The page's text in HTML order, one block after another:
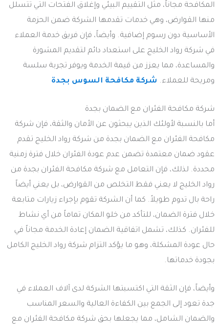
المكافحة مجاناً، مثل التقييم البيئي وإغلاق الفتحات التي تتسلل
منها القوارض، وهي خدمات تقدمها الشركة ضمن الحزمة
الأساسية دون رسوم إضافية. وأيضاً، فإن فريق خدمة العملاء
في شركة رواد الخليج على استعداد دائم لتقديم المشورة
والمساعدة، مما يعزز من قيمة الخدمة ويوفر تجربة سلسة
ومريحة للعملاء. شركة مكافحة السوس بجدة
شركة مكافحة الفئران مع الضمان بجدة
أما بالنسبة لأولئك الذين يبحثون عن الأمان والثقة، فإن شركة
مكافحة الفئران مع الضمان بجدة من شركة رواد الخليج تقدم
عقود ضمان معتمدة تضمن عدم عودة الفئران خلال فترة زمنية
محددة. لذلك، فإن التعامل مع شركة مكافحة الفئران بجدة من
رواد الخليج لا يعني فقط التخلص من القوارض، بل يعني أيضاً
راحة بال تدوم طويلاً. كما أن الشركة تقوم بإجراء زيارات متابعة
خلال فترة الضمان، للتأكد من خلو المكان تماماً من أي نشاط
للفئران. كذلك، تشمل اتفاقية الضمان إعادة الخدمة مجاناً في
حال عودة المشكلة، وهو ما يؤكد التزام شركة رواد الخليج الكامل
بجودة خدماتها.
وأيضاً، فإن الثقة التي اكتسبتها الشركة لدى آلاف العملاء في
جدة تعود إلى الجمع بين الكفاءة العالية والسعر المناسب
والضمان الشامل، مما يجعلها بحق شركة مكافحة الفئران مع